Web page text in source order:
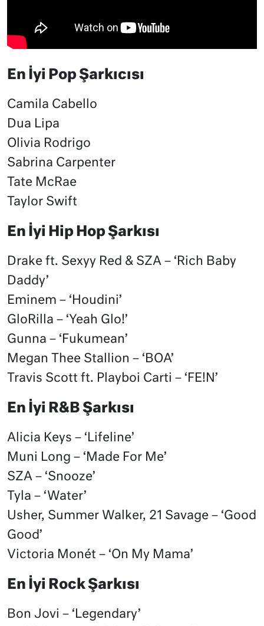
En İyi Pop Şarkıcısı
Camila Cabello
Dua Lipa
Olivia Rodrigo
Sabrina Carpenter
Tate McRae
Taylor Swift
En İyi Hip Hop Şarkısı
Drake ft. Sexyy Red & SZA – ‘Rich Baby
Daddy’
Eminem – ‘Houdini’
GloRilla – ‘Yeah Glo!’
Gunna – ‘Fukumean’
Megan Thee Stallion – ‘BOA’
Travis Scott ft. Playboi Carti – ‘FE!N’
En İyi R&B Şarkısı
Alicia Keys – ‘Lifeline’
Muni Long – ‘Made For Me’
SZA – ‘Snooze’
Tyla – ‘Water’
Usher, Summer Walker, 21 Savage – ‘Good
Good’
Victoria Monét – ‘On My Mama’
En İyi Rock Şarkısı
Bon Jovi – ‘Legendary’